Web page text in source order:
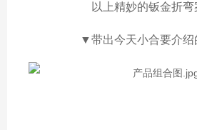
以上精妙的钣金折弯
▼带出今天小合要介